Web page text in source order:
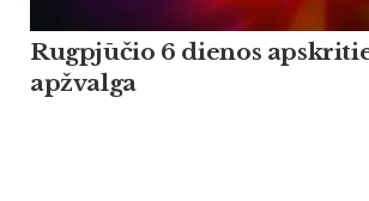
Rugpjūčio 6 dienos
apžvalga